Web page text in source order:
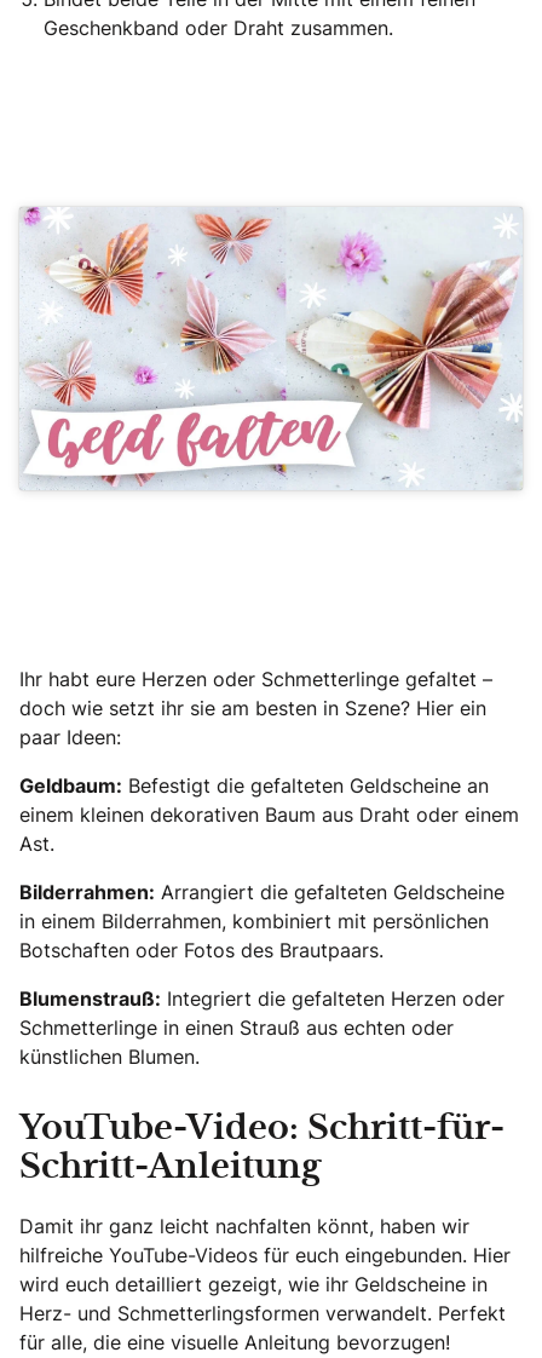
Geschenkband oder Draht zusammen.
Ihr habt eure Herzen oder Schmetterlinge gefaltet –
doch wie setzt ihr sie am besten in Szene? Hier ein
paar Ideen:
Geldbaum: Befestigt die gefalteten Geldscheine an
einem kleinen dekorativen Baum aus Draht oder einem
Ast.
Bilderrahmen: Arrangiert die gefalteten Geldscheine
in einem Bilderrahmen, kombiniert mit persönlichen
Botschaften oder Fotos des Brautpaars.
Blumenstrauß: Integriert die gefalteten Herzen oder
Schmetterlinge in einen Strauß aus echten oder
künstlichen Blumen.
YouTube-Video: Schritt-für-
Schritt-Anleitung
Damit ihr ganz leicht nachfalten könnt, haben wir
hilfreiche YouTube-Videos für euch eingebunden. Hier
wird euch detailliert gezeigt, wie ihr Geldscheine in
Herz- und Schmetterlingsformen verwandelt. Perfekt
für alle, die eine visuelle Anleitung bevorzugen!